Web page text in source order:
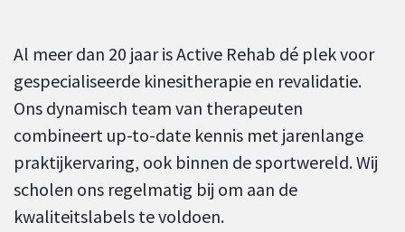
Al meer dan 20 jaar is Active Rehab dé plek voor
gespecialiseerde kinesitherapie en revalidatie.
Ons dynamisch team van therapeuten
combineert up-to-date kennis met jarenlange
praktijkervaring, ook binnen de sportwereld. Wij
scholen ons regelmatig bij om aan de
kwaliteitslabels te voldoen.